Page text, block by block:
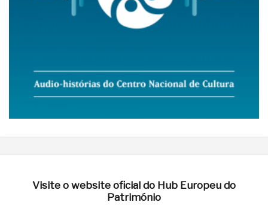
Visite o website oficial do Hub Europeu do
Património